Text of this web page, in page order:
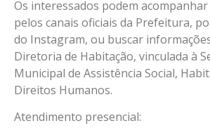
Os interessados podem
pelos canais oficiais da Prefeitura,
do Instagram, ou buscar
Diretoria de Habitação, vinculada à
Municipal de Assistência Social,
Direitos Humanos.
Atendimento presencial: